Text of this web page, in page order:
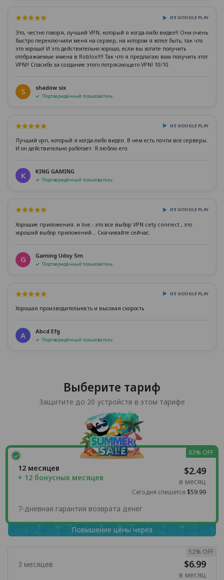
ИЗ GOOGLE PLAY
Это, честно говоря, лучший VPN, который я когда-либо видел!! Они очень
быстро переключили меня на сервер, на котором я хотел быть, так что
это хорошо! И это действительно хорошо, если вы хотите получить
отображаемые имена в Roblox!!!! Так что я предлагаю вам получить этот
VPN!! Спасибо за создание этого потрясающего VPN! 10/10
S shadow six
Подтверждённый пользователь
ИЗ GOOGLE PLAY
Лучший vpn, который я когда-либо видел. В нем есть почти все серверы.
И он действительно работает. Я люблю его.
K KING GAMING
Подтверждённый пользователь
ИЗ GOOGLE PLAY
Хорошие приложения. и live - это все выбор VPN cety connect , это
хороший выбор приложений... Скачивайте сейчас.
G Gaming Udoy Sm
Подтверждённый пользователь
ИЗ GOOGLE PLAY
Хорошая производительность и высокая скорость
A Abcd Efg
Подтверждённый пользователь
Выберите тариф
Защитите до 20 устройств в этом тарифе
12 месяцев
+ 12 бонусных месяцев
$2.49
в месяц
Сегодня спишется $59.99
83% OFF
7-дневная гарантия возврата денег
Повышение цены через
3 месяцев $6.99
в месяц
52% OFF